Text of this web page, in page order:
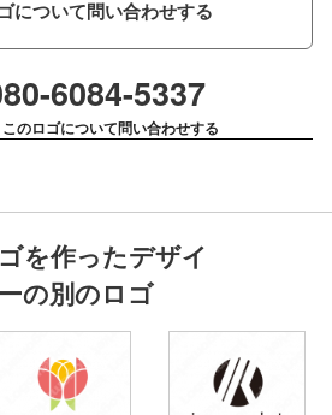
について問い合わせする
6084-5337
のロゴについて問い合わせする
を作ったデザイ
の別のロゴ